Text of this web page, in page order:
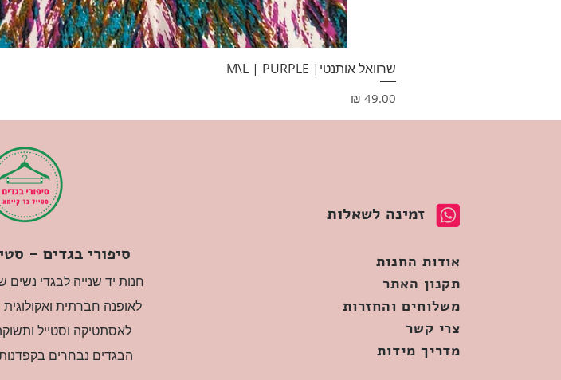
שרוואל אותנטי| M\L | PURPLE
מחיר
סיפורי בגדים -
חנות יד שנייה לבגדי נשים
לאופנה חברתית
לאסתטיקה וסטייל
הבגדים נבחרים
זמינה לשאלות
אודות החנות
תקנון האתר
משלוחים והחזרות
צרי קשר
מדריך מידות